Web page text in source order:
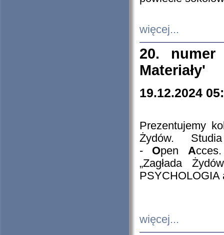
więcej...
20. numer
Materiały'
19.12.2024
Prezentujemy
Żydów.
- Open A
„Zagłada
PSYCHOLOGIA
więcej...